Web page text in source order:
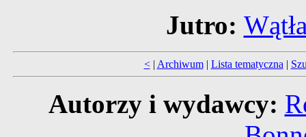
Jutro:
<| Archiwum| Lista tematyczna |
Autorzy i wydawcy: